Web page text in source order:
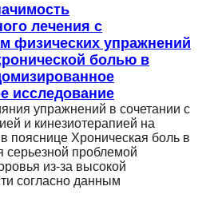
лечения с
физических упражнений
болью в
исследование
упражнений в сочетании с
и кинезиотерапией на
пояснице Хроническая боль в
серьезной проблемой
из-за высокой
согласно данным